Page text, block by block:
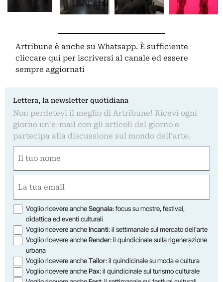
Artribune è anche su Whatsapp. È sufficiente
cliccare qui per iscriversi al canale ed essere
sempre aggiornati
Lettera, la newsletter quotidiana
Non perdetevi il meglio di Artribune! Ricevi ogni
giorno un'e-mail con gli articoli del giorno e
partecipa alla discussione sul mondo dell'arte.
(Required)
First
(Required)
Opzioni
Voglio ricevere ancheSegnala: focus su mostre, festival,
didattica ed eventi culturali
Voglio ricevere ancheIncanti: il settimanale sul mercato dell'arte
Voglio ricevere ancheRender: il quindicinale sulla rigenerazione
urbana
Voglio ricevere ancheTailor: il quindicinale su moda e cultura
Voglio ricevere anchePax: il quindicinale sul turismo culturale